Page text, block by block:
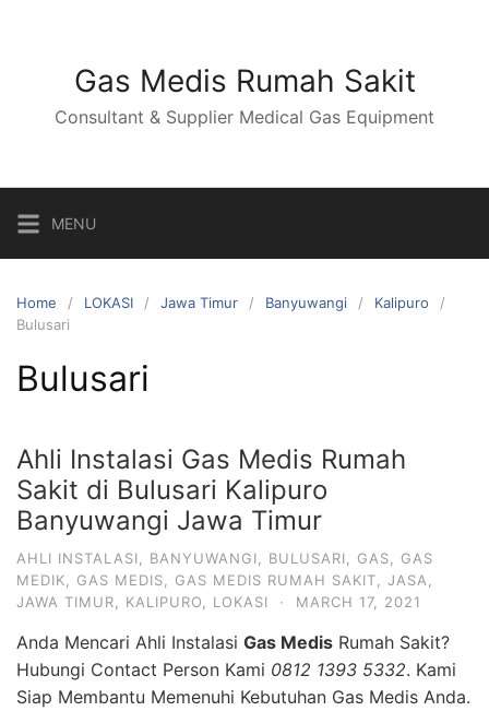
Gas Medis Rumah Sakit
Consultant & Supplier Medical Gas Equipment
MENU
Home LOKASI Jawa Timur Banyuwangi
Kalipuro
Bulusari
Bulusari
Ahli Instalasi Gas Medis Rumah
Sakit di Bulusari Kalipuro
Banyuwangi Jawa Timur
AHLI INSTALASI BANYUWANGI BULUSARI GAS
GAS
MEDIK
GAS MEDIS GAS MEDIS RUMAH SAKIT JASA
JAWA TIMUR
KALIPURO LOKASI · MARCH 17, 2021
Anda Mencari Ahli Instalasi Gas Medis Rumah Sakit?
Hubungi Contact Person Kami 0812 1393 5332. Kami
Siap Membantu Memenuhi Kebutuhan Gas Medis Anda.